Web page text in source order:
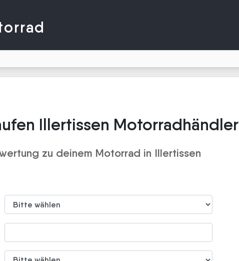
Illertissen Motorradhändler
zu deinem Motorrad in Illertissen